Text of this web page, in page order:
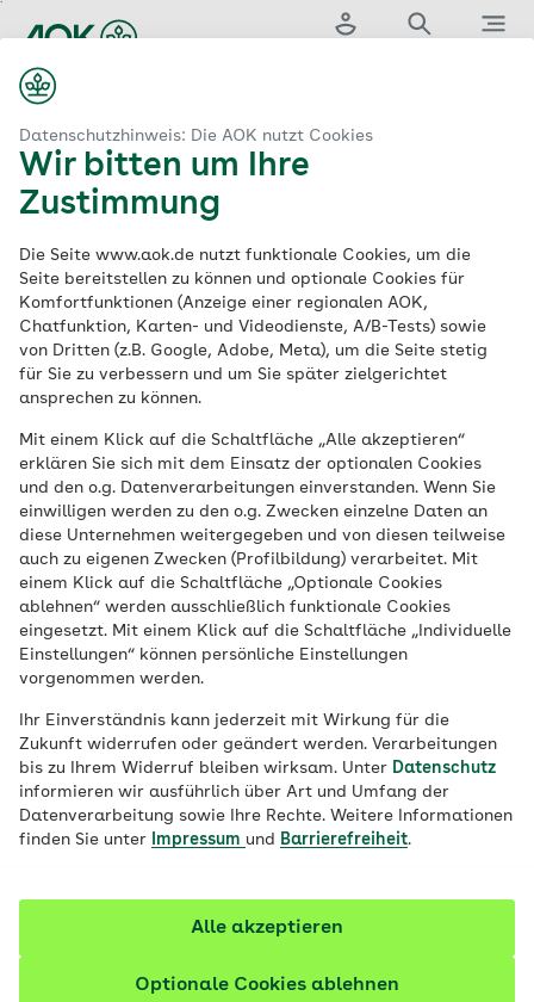
Datenschutzhinweis: Die AOK nutzt Cookies
Wir bitten um Ihre
Zustimmung
Die Seite www.aok.de nutzt funktionale Cookies, um die
Seite bereitstellen zu können und optionale Cookies für
Komfortfunktionen (Anzeige einer regionalen AOK,
Chatfunktion, Karten- und Videodienste, A/B-Tests) sowie
von Dritten (z.B. Google, Adobe, Meta), um die Seite stetig
für Sie zu verbessern und um Sie später zielgerichtet
ansprechen zu können.
Mit einem Klick auf die Schaltfläche „Alle akzeptieren“
erklären Sie sich mit dem Einsatz der optionalen Cookies
und den o.g. Datenverarbeitungen einverstanden. Wenn Sie
einwilligen werden zu den o.g. Zwecken einzelne Daten an
diese Unternehmen weitergegeben und von diesen teilweise
auch zu eigenen Zwecken (Profilbildung) verarbeitet. Mit
einem Klick auf die Schaltfläche „Optionale Cookies
ablehnen“ werden ausschließlich funktionale Cookies
eingesetzt. Mit einem Klick auf die Schaltfläche „Individuelle
Einstellungen“ können persönliche Einstellungen
vorgenommen werden.
Ihr Einverständnis kann jederzeit mit Wirkung für die
Zukunft widerrufen oder geändert werden. Verarbeitungen
bis zu Ihrem Widerruf bleiben wirksam. Unter Datenschutz
informieren wir ausführlich über Art und Umfang der
Datenverarbeitung sowie Ihre Rechte. Weitere Informationen
finden Sie unter
Impressum und Barrierefreiheit.
Optionale Cookies ablehnen
Alle akzeptieren
Hauptinhalt
springen
Kontaktzu Ihrer AOK
Wenn Sie Fragen zu unseren Leistungen
oder Ihrem Versicherungsschutz haben,
dann kontaktieren Sie uns – wir helfen
Ihnen gern!
Warnung vor Phishing-Mails im Namen
der AOK
Aktuell sind betrügerische E-Mails im
Namen der AOK im Umlauf, die
Rückerstattungen versprechen. Klicken
Sie keine Links an und geben Sie keine
Daten ein. Ob Sie Anspruch auf eine
ausschließlich über„Meine AOK“ .
Weitere Informationen
Wie kann ich meine AOK